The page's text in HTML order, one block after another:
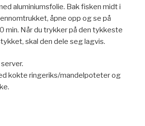
aluminiumsfolie. Bak fisken midt i
åpne opp og se på
min. Når du trykker på den tykkeste
skal den dele seg lagvis.
kokte ringeriks/mandelpoteter og